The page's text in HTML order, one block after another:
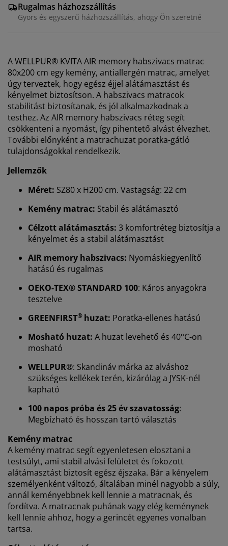
Rugalmas házhozszállítás
Gyors és egyszerű házhozszállítás, ahogy Ön szeretné
A WELLPUR® KVITA AIR memory habszivacs matrac
80x200 cm egy kemény, antiallergén matrac, amelyet
úgy terveztek, hogy egész éjjel alátámasztást és
kényelmet biztosítson. A habszivacs matracok
stabilitást biztosítanak, és jól alkalmazkodnak a
testhez. Az AIR memory habszivacs réteg segít
csökkenteni a nyomást, így pihentető alvást élvezhet.
További előnyként a matrachuzat poratka-gátló
tulajdonságokkal rendelkezik.
Jellemzők
Méret: SZ80 x H200 cm. Vastagság: 22 cm
Kemény matrac: Stabil és alátámasztó
Célzott alátámasztás: 3 komfortréteg biztosítja a
kényelmet és a stabil alátámasztást
AIR memory habszivacs: Nyomáskiegyenlítő
hatású és rugalmas
OEKO-TEX® STANDARD 100: Káros anyagokra
tesztelve
GREENFIRST® huzat: Poratka-ellenes hatású
Mosható huzat: A huzat levehető és 40°C-on
mosható
WELLPUR®: Skandináv márka az alváshoz
szükséges kellékek terén, kizárólag a JYSK-nél
kapható
100 napos próba és 25 év szavatosság:
Megbízható és hosszan tartó választás
Kemény matrac
A kemény matrac segít egyenletesen elosztani a
testsúlyt, ami stabil alvási felületet és fokozott
alátámasztást biztosít egész éjszaka. Bár a kényelem
személyenként változó, általában minél nagyobb a súly,
annál keményebbnek kell lennie a matracnak, és
fordítva. A matracnak puhának vagy elég keménynek
kell lennie ahhoz, hogy a gerincét egyenes vonalban
tartsa.
Személyre szabott élményt nyújtunk
A JYSK-nél sütiket és mobilazonosítókat használunk a
weboldalunkon tett látogatások kellemes élményének
Önről a funkcionalitás biztosítása, a statisztikák és a
releváns marketing érdekében.
Marketing sütik elfogadásakor megosztjuk böngészési
adatait marketingpartnerekkel (pl. Google, Meta és
TikTok) személyre szabott és statikus hirdetések
megjelenítése érdekében. A célokról bővebben a
„Módosítás” részben olvashat, és a hozzájárulását a
süti ikonra kattintva visszavonhatja. Az „Összes